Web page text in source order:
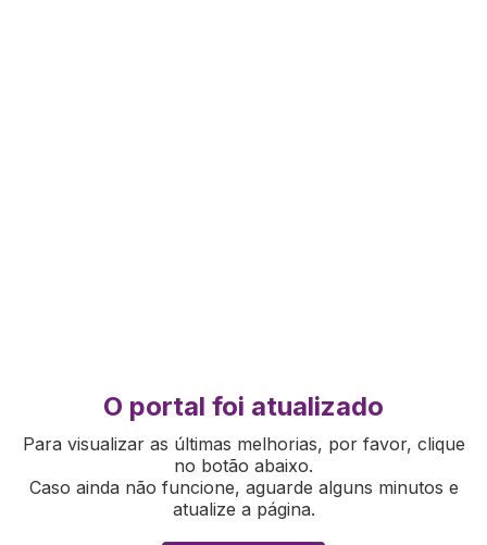
O portal foi atualizado
Para visualizar as últimas melhorias, por favor, clique
no botão abaixo.
Caso ainda não funcione, aguarde alguns minutos e
atualize a página.